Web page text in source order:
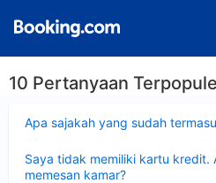
10 Pertanyaan
Apa sajakah yang sudah
Saya tidak memiliki kartu kredit.
memesan kamar?